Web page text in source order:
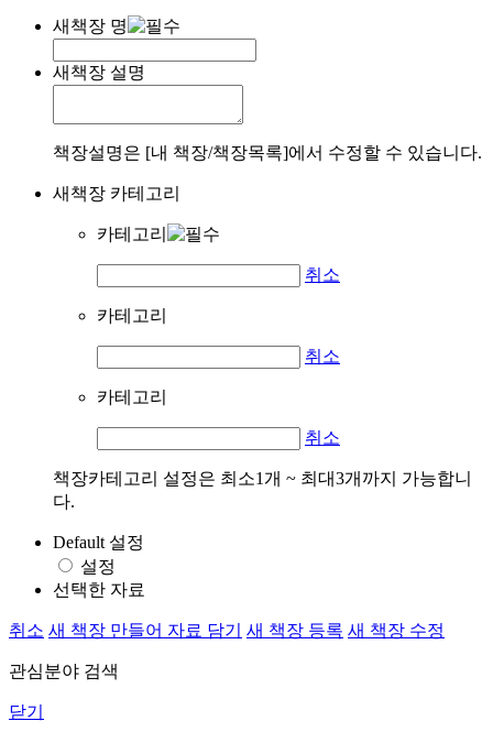
새책장 명
새책장 설명
책장설명은 [내 책장/책장목록]에서 수정할 수 있습니다.
새책장 카테고리
카테고리
취소
카테고리
취소
카테고리
취소
책장카테고리 설정은 최소1개 ~ 최대3개까지 가능합니
다.
Default 설정
설정
선택한 자료
취소 새 책장 만들어 자료 담기 새 책장 등록 새 책장 수정
관심분야 검색
닫기